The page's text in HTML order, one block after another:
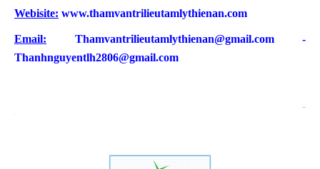
Webisite: www.thamvantrilieutamlythienan.com
Email: Thamvantrilieutamlythienan@gmail.com -
Thanhnguyentlh2806@gmail.com